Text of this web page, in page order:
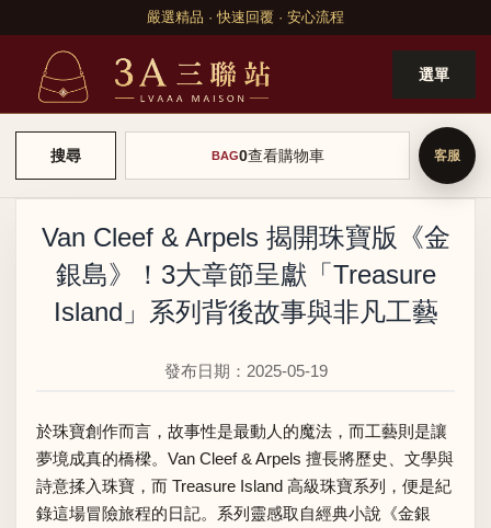
嚴選精品 · 快速回覆 · 安心流程
選單
搜尋 BAG0查看購物車
Van Cleef & Arpels 揭開珠寶版《金
銀島》！3大章節呈獻「Treasure
Island」系列背後故事與非凡工藝
發布日期：2025-05-19
於珠寶創作而言，故事性是最動人的魔法，而工藝則是讓
夢境成真的橋樑。Van Cleef & Arpels 擅長將歷史、文學與
詩意揉入珠寶，而 Treasure Island 高級珠寶系列，便是紀
錄這場冒險旅程的日記。系列靈感取自經典小說《金銀